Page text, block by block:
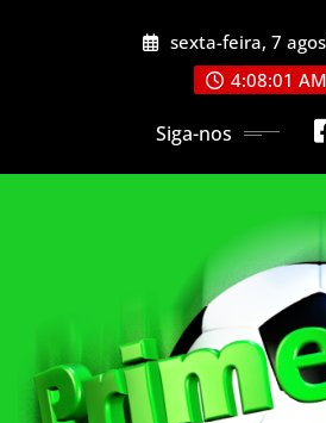
sexta-feira, 7
4:08:03 AM
Siga-nos